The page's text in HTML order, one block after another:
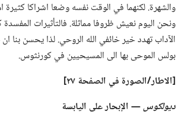
والشهرة.‏ لكنهما في الوقت نفسه وضعا اشراكا كثيرة
ونحن اليوم نعيش ظروفا مماثلة.‏ فالتأثيرات المفسدة
الآداب تهدد خير خائفي الله الروحي.‏ لذا يحسن بنا
بولس الموحى بها الى المسيحيين في كورنثوس.‏
‏[الاطار/‏الصورة في الصفحة ٢٧]‏
ديولكوس‏—‏ الإبحار على اليابسة